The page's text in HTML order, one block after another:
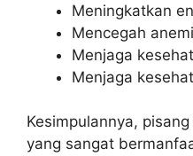
Meningkatkan
Mencegah
Menjaga
Menjaga
Kesimpulannya,
yang sangat